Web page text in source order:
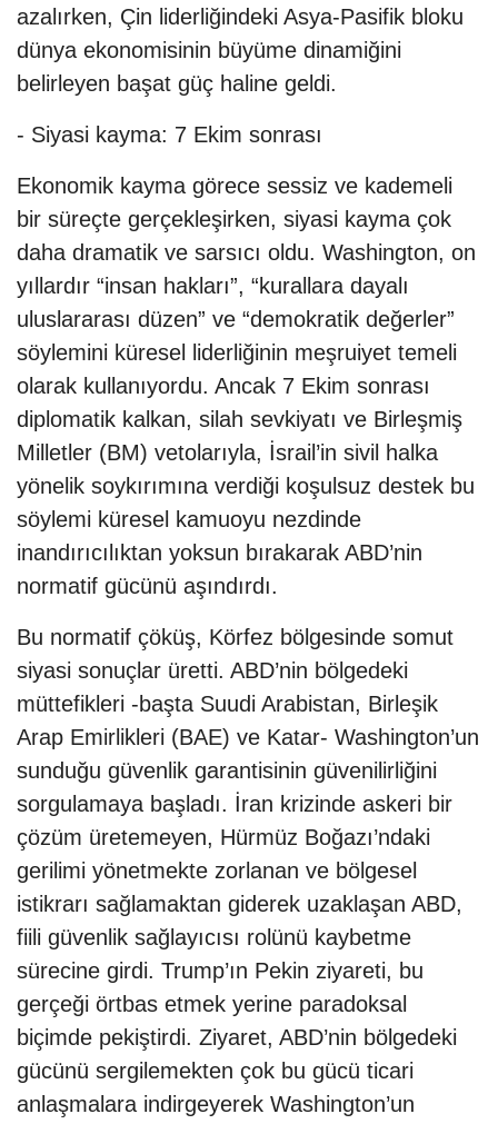
azalırken, Çin liderliğindeki Asya-Pasifik bloku
dünya ekonomisinin büyüme dinamiğini
belirleyen başat güç haline geldi.
- Siyasi kayma: 7 Ekim sonrası
Ekonomik kayma görece sessiz ve kademeli
bir süreçte gerçekleşirken, siyasi kayma çok
daha dramatik ve sarsıcı oldu. Washington, on
yıllardır “insan hakları”, “kurallara dayalı
uluslararası düzen” ve “demokratik değerler”
söylemini küresel liderliğinin meşruiyet temeli
olarak kullanıyordu. Ancak 7 Ekim sonrası
diplomatik kalkan, silah sevkiyatı ve Birleşmiş
Milletler (BM) vetolarıyla, İsrail’in sivil halka
yönelik soykırımına verdiği koşulsuz destek bu
söylemi küresel kamuoyu nezdinde
inandırıcılıktan yoksun bırakarak ABD’nin
normatif gücünü aşındırdı.
Bu normatif çöküş, Körfez bölgesinde somut
siyasi sonuçlar üretti. ABD’nin bölgedeki
müttefikleri -başta Suudi Arabistan, Birleşik
Arap Emirlikleri (BAE) ve Katar- Washington’un
sunduğu güvenlik garantisinin güvenilirliğini
sorgulamaya başladı. İran krizinde askeri bir
çözüm üretemeyen, Hürmüz Boğazı’ndaki
gerilimi yönetmekte zorlanan ve bölgesel
istikrarı sağlamaktan giderek uzaklaşan ABD,
fiili güvenlik sağlayıcısı rolünü kaybetme
sürecine girdi. Trump’ın Pekin ziyareti, bu
gerçeği örtbas etmek yerine paradoksal
biçimde pekiştirdi. Ziyaret, ABD’nin bölgedeki
gücünü sergilemekten çok bu gücü ticari
anlaşmalara indirgeyerek Washington’un